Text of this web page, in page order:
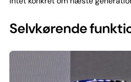
Selvkørende